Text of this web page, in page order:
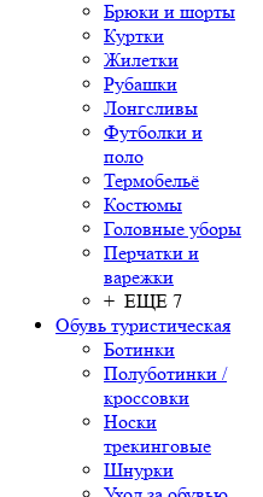
Брюки и шорты
Куртки
Жилетки
Рубашки
Лонгсливы
Футболки и
поло
Термобельё
Костюмы
Головные уборы
Перчатки и
варежки
+ ЕЩЕ 7
Обувь туристическая
Ботинки
Полуботинки /
кроссовки
Носки
трекинговые
Шнурки